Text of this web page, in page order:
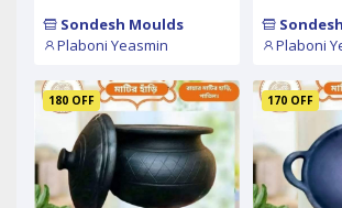
Sondesh Moulds
Plaboni Yeasmin
Plaboni
180 OFF 170 OFF